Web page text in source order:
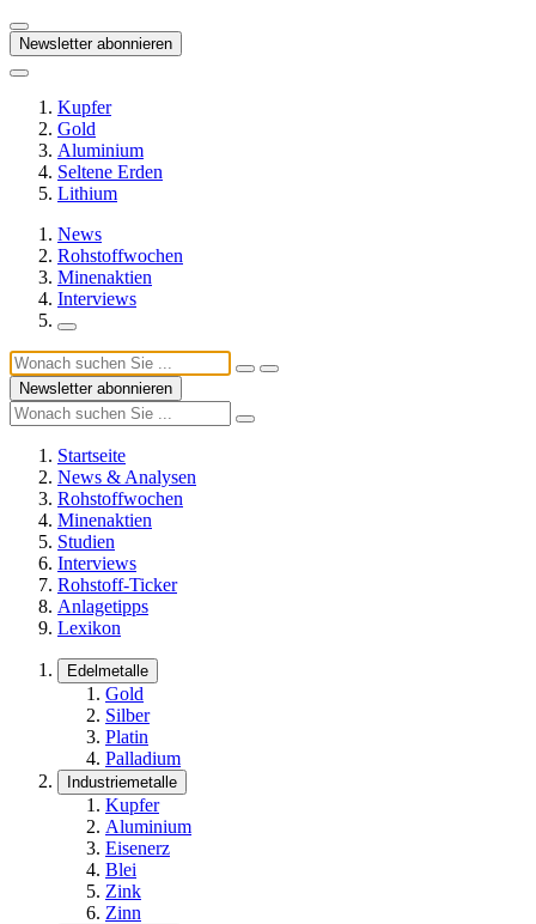
Newsletter abonnieren
Kupfer
Gold
Aluminium
Seltene Erden
Lithium
News
Rohstoffwochen
Minenaktien
Interviews
Newsletter abonnieren
Startseite
News & Analysen
Rohstoffwochen
Minenaktien
Studien
Interviews
Rohstoff-Ticker
Anlagetipps
Lexikon
Edelmetalle
Gold
Silber
Platin
Palladium
Industriemetalle
Kupfer
Aluminium
Eisenerz
Blei
Zink
Zinn